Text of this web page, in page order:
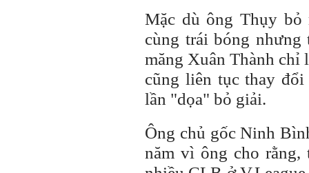
Mặc dù ông Thụy bỏ
cùng trái bóng
măng Xuân Thành chỉ
cũng liên tục thay
lần "dọa" bỏ giải.
Ông chủ gốc Ninh
năm vì ông cho